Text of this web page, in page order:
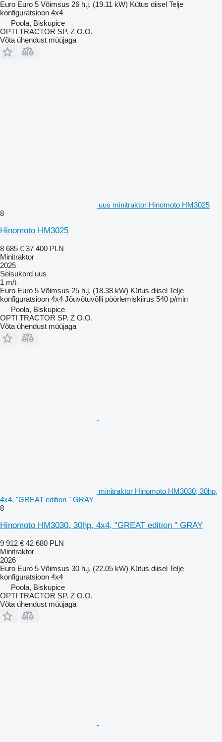
Euro Euro 5 Võimsus 26 h.j. (19.11 kW) Kütus diisel Telje
konfiguratsioon 4x4
Poola, Biskupice
OPTI TRACTOR SP. Z O.O.
Võta ühendust müüjaga
uus minitraktor Hinomoto HM3025
8
Hinomoto HM3025
8 685 € 37 400 PLN
Minitraktor
2025
Seisukord uus
1 m/t
Euro Euro 5 Võimsus 25 h.j. (18.38 kW) Kütus diisel Telje
konfiguratsioon 4x4 Jõuvõtuvõlli pöörlemiskiirus 540 p/min
Poola, Biskupice
OPTI TRACTOR SP. Z O.O.
Võta ühendust müüjaga
minitraktor Hinomoto HM3030, 30hp,
4x4, "GREAT edition " GRAY
8
Hinomoto HM3030, 30hp, 4x4, "GREAT edition " GRAY
9 912 € 42 680 PLN
Minitraktor
2026
Euro Euro 5 Võimsus 30 h.j. (22.05 kW) Kütus diisel Telje
konfiguratsioon 4x4
Poola, Biskupice
OPTI TRACTOR SP. Z O.O.
Võta ühendust müüjaga